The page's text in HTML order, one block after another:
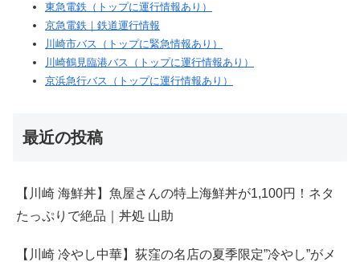
東急電鉄（トップに運行情報あり）
京急電鉄｜鉄道運行情報
川崎市バス（トップに緊急情報あり）
川崎鶴見臨港バス（トップに運行情報あり）
京浜急行バス（トップに運行情報あり）
最近の投稿
【川崎 海鮮丼】魚屋さんの特上海鮮丼が1,100円！ネタ
たっぷりで絶品｜丼処 山助
【川崎 冷やし中華】荻窪の名店の夏季限定”冷やし”がメ